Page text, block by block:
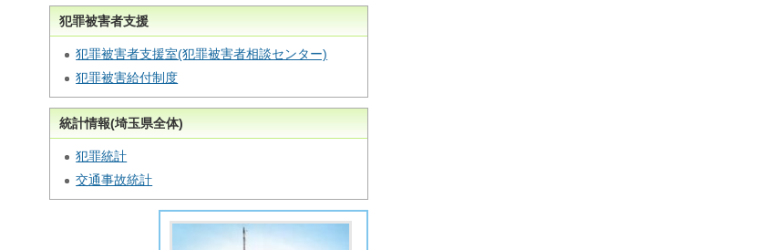
犯罪被害者支援
犯罪被害者支援室(犯罪被害者相談センター)
犯罪被害給付制度
統計情報(埼玉県全体)
犯罪統計
交通事故統計